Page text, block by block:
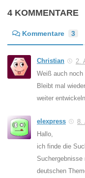
4 KOMMENTARE
Kommentare 3
Christian
2.
Weiß auch noch
Bleibt mal
weiter entwickeln
elexpress
8.
Hallo,
ich finde die
deutschen